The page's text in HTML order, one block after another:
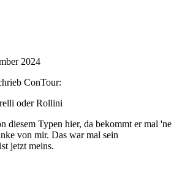
2024
ConTour:
oder Rollini
diesem Typen hier, da bekommt er mal 'ne
von mir. Das war mal sein
jetzt meins.